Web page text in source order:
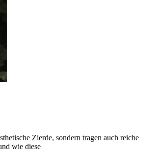
Zierde, sondern tragen auch reiche
wie diese